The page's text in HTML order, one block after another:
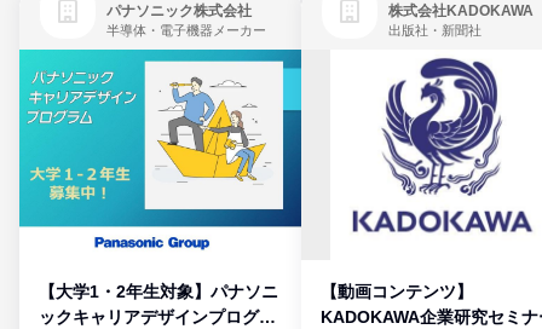
パナソニック株式会社
半導体・電子機器メーカー
【大学1・2年生対象】パナソニ
ックキャリアデザインプログラ
株式会社KADOKAWA
出版社・新聞社
【動画コンテンツ】
KADOKAWA企業研究セミナ